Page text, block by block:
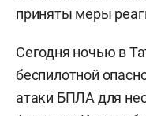
приняты меры
Сегодня ночью в
беспилотной
атаки БПЛА для